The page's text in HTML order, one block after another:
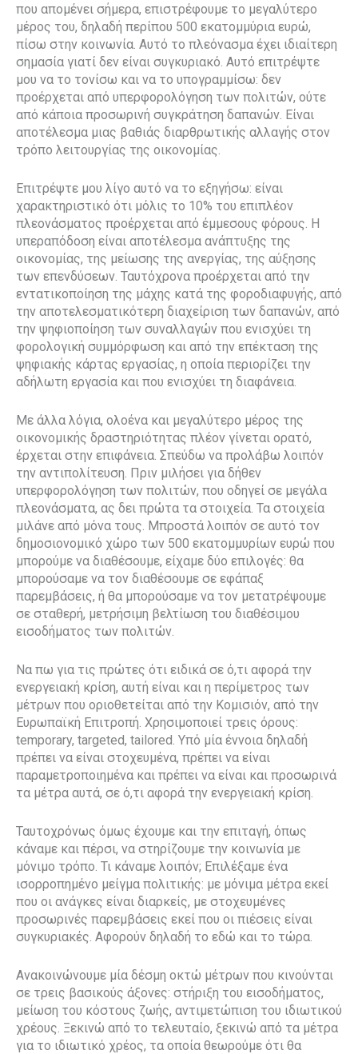
που απομένει σήμερα, επιστρέφουμε το μεγαλύτερο
μέρος του, δηλαδή περίπου 500 εκατομμύρια ευρώ,
πίσω στην κοινωνία. Αυτό το πλεόνασμα έχει ιδιαίτερη
σημασία γιατί δεν είναι συγκυριακό. Αυτό επιτρέψτε
μου να το τονίσω και να το υπογραμμίσω: δεν
προέρχεται από υπερφορολόγηση των πολιτών, ούτε
από κάποια προσωρινή συγκράτηση δαπανών. Είναι
αποτέλεσμα μιας βαθιάς διαρθρωτικής αλλαγής στον
τρόπο λειτουργίας της οικονομίας.
Επιτρέψτε μου λίγο αυτό να το εξηγήσω: είναι
χαρακτηριστικό ότι μόλις το 10% του επιπλέον
πλεονάσματος προέρχεται από έμμεσους φόρους. Η
υπεραπόδοση είναι αποτέλεσμα ανάπτυξης της
οικονομίας, της μείωσης της ανεργίας, της αύξησης
των επενδύσεων. Ταυτόχρονα προέρχεται από την
εντατικοποίηση της μάχης κατά της φοροδιαφυγής, από
την αποτελεσματικότερη διαχείριση των δαπανών, από
την ψηφιοποίηση των συναλλαγών που ενισχύει τη
φορολογική συμμόρφωση και από την επέκταση της
ψηφιακής κάρτας εργασίας, η οποία περιορίζει την
αδήλωτη εργασία και που ενισχύει τη διαφάνεια.
Με άλλα λόγια, ολοένα και μεγαλύτερο μέρος της
οικονομικής δραστηριότητας πλέον γίνεται ορατό,
έρχεται στην επιφάνεια. Σπεύδω να προλάβω λοιπόν
την αντιπολίτευση. Πριν μιλήσει για δήθεν
υπερφορολόγηση των πολιτών, που οδηγεί σε μεγάλα
πλεονάσματα, ας δει πρώτα τα στοιχεία. Τα στοιχεία
μιλάνε από μόνα τους. Μπροστά λοιπόν σε αυτό τον
δημοσιονομικό χώρο των 500 εκατομμυρίων ευρώ που
μπορούμε να διαθέσουμε, είχαμε δύο επιλογές: θα
μπορούσαμε να τον διαθέσουμε σε εφάπαξ
παρεμβάσεις, ή θα μπορούσαμε να τον μετατρέψουμε
σε σταθερή, μετρήσιμη βελτίωση του διαθέσιμου
εισοδήματος των πολιτών.
Να πω για τις πρώτες ότι ειδικά σε ό,τι αφορά την
ενεργειακή κρίση, αυτή είναι και η περίμετρος των
μέτρων που οριοθετείται από την Κομισιόν, από την
Ευρωπαϊκή Επιτροπή. Χρησιμοποιεί τρεις όρους:
temporary, targeted, tailored. Υπό μία έννοια δηλαδή
πρέπει να είναι στοχευμένα, πρέπει να είναι
παραμετροποιημένα και πρέπει να είναι και προσωρινά
τα μέτρα αυτά, σε ό,τι αφορά την ενεργειακή κρίση.
Ταυτοχρόνως όμως έχουμε και την επιταγή, όπως
κάναμε και πέρσι, να στηρίζουμε την κοινωνία με
μόνιμο τρόπο. Τι κάναμε λοιπόν; Επιλέξαμε ένα
ισορροπημένο μείγμα πολιτικής: με μόνιμα μέτρα εκεί
που οι ανάγκες είναι διαρκείς, με στοχευμένες
προσωρινές παρεμβάσεις εκεί που οι πιέσεις είναι
συγκυριακές. Αφορούν δηλαδή το εδώ και το τώρα.
Ανακοινώνουμε μία δέσμη οκτώ μέτρων που κινούνται
σε τρεις βασικούς άξονες: στήριξη του εισοδήματος,
μείωση του κόστους ζωής, αντιμετώπιση του ιδιωτικού
χρέους. Ξεκινώ από το τελευταίο, ξεκινώ από τα μέτρα
για το ιδιωτικό χρέος, τα οποία θεωρούμε ότι θα